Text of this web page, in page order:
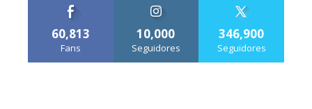
60,813
Fans
10,000
Seguidores
346,900
Seguidores